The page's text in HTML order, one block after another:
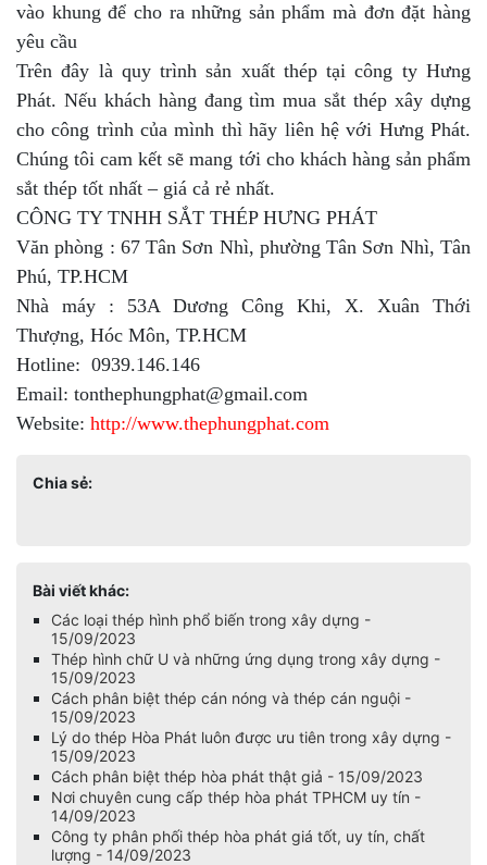
vào khung để cho ra những sản phẩm mà đơn đặt hàng
yêu cầu
Trên đây là quy trình sản xuất thép tại công ty Hưng
Phát. Nếu khách hàng đang tìm mua sắt thép xây dựng
cho công trình của mình thì hãy liên hệ với Hưng Phát.
Chúng tôi cam kết sẽ mang tới cho khách hàng sản phẩm
sắt thép tốt nhất – giá cả rẻ nhất.
CÔNG TY TNHH SẮT THÉP HƯNG PHÁT
Văn phòng : 67 Tân Sơn Nhì, phường Tân Sơn Nhì, Tân
Phú, TP.HCM
Nhà máy : 53A Dương Công Khi, X. Xuân Thới
Thượng, Hóc Môn, TP.HCM
Hotline: 0939.146.146
Email: tonthephungphat@gmail.com
Website: http://www.thephungphat.com
Chia sẻ:
Bài viết khác:
Các loại thép hình phổ biến trong xây dựng -
15/09/2023
Thép hình chữ U và những ứng dụng trong xây dựng -
15/09/2023
Cách phân biệt thép cán nóng và thép cán nguội -
15/09/2023
Lý do thép Hòa Phát luôn được ưu tiên trong xây dựng -
15/09/2023
Cách phân biệt thép hòa phát thật giả - 15/09/2023
Nơi chuyên cung cấp thép hòa phát TPHCM uy tín -
14/09/2023
Công ty phân phối thép hòa phát giá tốt, uy tín, chất
lượng - 14/09/2023